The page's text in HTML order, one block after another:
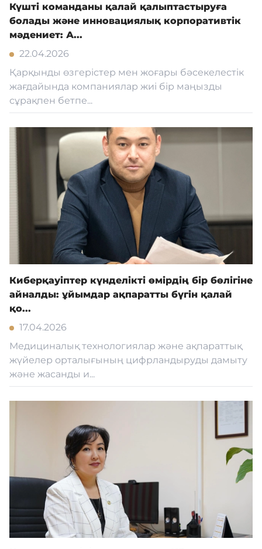
Күшті команданы қалай қалыптастыруға
болады және инновациялық корпоративтік
мәдениет: А...
22.04.2026
Қарқынды өзгерістер мен жоғары бәсекелестік
жағдайында компаниялар жиі бір маңызды
сұрақпен бетпе...
Киберқауіптер күнделікті өмірдің бір бөлігіне
айналды: ұйымдар ақпаратты бүгін қалай
қо...
17.04.2026
Медициналық технологиялар және ақпараттық
жүйелер орталығының цифрландыруды дамыту
және жасанды и...